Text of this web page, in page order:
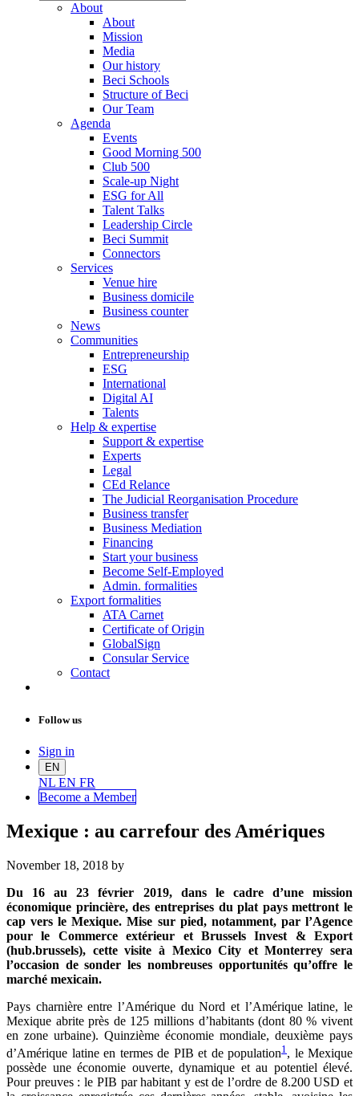
About
About
Mission
Media
Our history
Beci Schools
Structure of Beci
Our Team
Agenda
Events
Good Morning 500
Club 500
Scale-up Night
ESG for All
Talent Talks
Leadership Circle
Beci Summit
Connectors
Services
Venue hire
Business domicile
Business counter
News
Communities
Entrepreneurship
ESG
International
Digital AI
Talents
Help & expertise
Support & expertise
Experts
Legal
CEd Relance
The Judicial Reorganisation Procedure
Business transfer
Business Mediation
Financing
Start your business
Become Self-Employed
Admin. formalities
Export formalities
ATA Carnet
Certificate of Origin
GlobalSign
Consular Service
Contact
Follow us
Sign in
EN
NL EN FR
Become a Member
Mexique : au carrefour des Amériques
November 18, 2018 by
Du 16 au 23 février 2019, dans le cadre d’une mission
économique princière, des entreprises du plat pays mettront le
cap vers le Mexique. Mise sur pied, notamment, par l’Agence
pour le Commerce extérieur et Brussels Invest & Export
(hub.brussels), cette visite à Mexico City et Monterrey sera
l’occasion de sonder les nombreuses opportunités qu’offre le
marché mexicain.
Pays charnière entre l’Amérique du Nord et l’Amérique latine, le
Mexique abrite près de 125 millions d’habitants (dont 80 % vivent
en zone urbaine). Quinzième économie mondiale, deuxième pays
d’Amérique latine en termes de PIB et de population1, le Mexique
possède une économie ouverte, dynamique et au potentiel élevé.
Pour preuves : le PIB par habitant y est de l’ordre de 8.200 USD et